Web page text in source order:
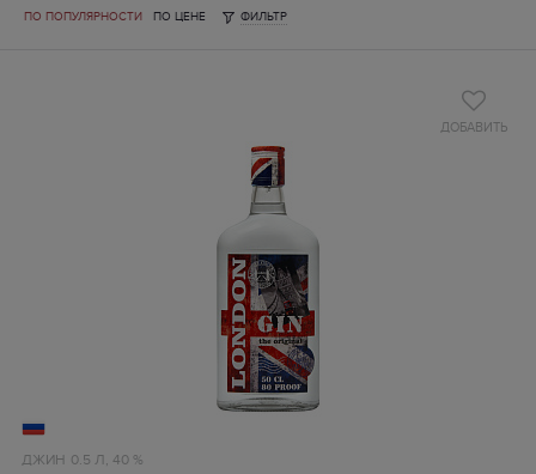
ПО ПОПУЛЯРНОСТИ ПО ЦЕНЕ ФИЛЬТР
ДОБАВИТЬ
ДЖИН 0.5 Л, 40 %